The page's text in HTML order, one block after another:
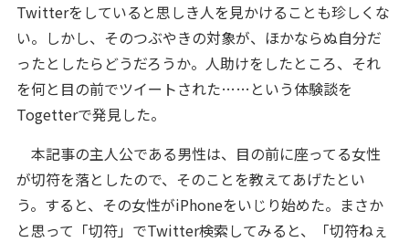
Twitterをしていると思しき人を見かけることも珍しくな
い。しかし、そのつぶやきの対象が、ほかならぬ自分だ
ったとしたらどうだろうか。人助けをしたところ、それ
を何と目の前でツイートされた……という体験談を
Togetterで発見した。
本記事の主人公である男性は、目の前に座ってる女性
が切符を落としたので、そのことを教えてあげたとい
う。すると、その女性がiPhoneをいじり始めた。まさか
と思って「切符」でTwitter検索してみると、「切符ねぇ